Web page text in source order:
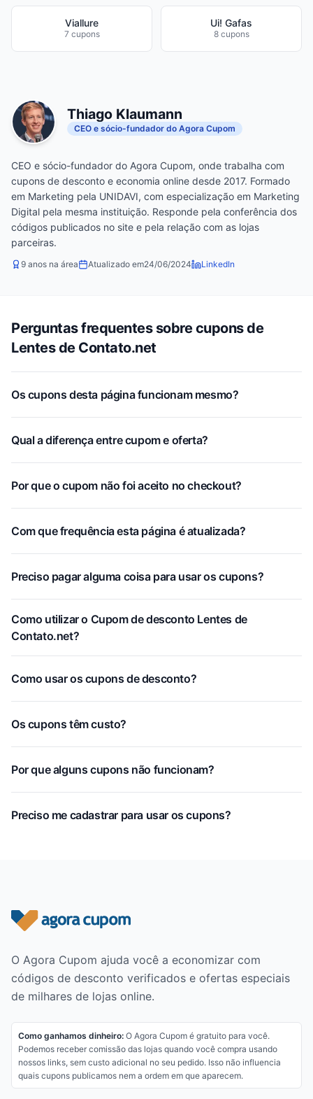
Viallure
7 cupons
Ui! Gafas
8 cupons
Thiago Klaumann
CEO e sócio-fundador do Agora Cupom
CEO e sócio-fundador do Agora Cupom, onde trabalha com
cupons de desconto e economia online desde 2017. Formado
em Marketing pela UNIDAVI, com especialização em Marketing
Digital pela mesma instituição. Responde pela conferência dos
códigos publicados no site e pela relação com as lojas
parceiras.
9 anos na área Atualizado em24/06/2024 LinkedIn
Perguntas frequentes sobre cupons de
Lentes de Contato.net
Os cupons desta página funcionam mesmo?
Qual a diferença entre cupom e oferta?
Por que o cupom não foi aceito no checkout?
Com que frequência esta página é atualizada?
Preciso pagar alguma coisa para usar os cupons?
Como utilizar o Cupom de desconto Lentes de
Contato.net?
Como usar os cupons de desconto?
Os cupons têm custo?
Por que alguns cupons não funcionam?
Preciso me cadastrar para usar os cupons?
Rodapé do site
O Agora Cupom ajuda você a economizar com
códigos de desconto verificados e ofertas especiais
de milhares de lojas online.
Como ganhamos dinheiro:O Agora Cupom é gratuito para você.
Podemos receber comissão das lojas quando você compra usando
nossos links, sem custo adicional no seu pedido. Isso não influencia
quais cupons publicamos nem a ordem em que aparecem.